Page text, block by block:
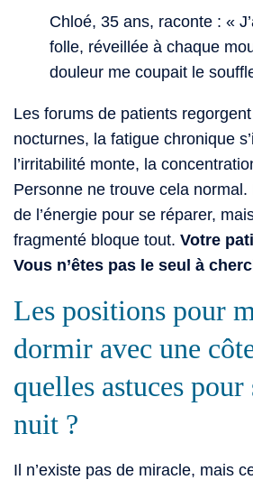
Chloé, 35 ans, raconte : «
folle, réveillée à chaque
douleur me coupait le
Les forums de patients
nocturnes, la fatigue chronique
l’irritabilité monte, la
Personne ne trouve cela
de l’énergie pour se réparer,
fragmenté bloque tout. Votre
Vous n’êtes pas le seul à
Les positions pour
dormir avec une
quelles astuces
nuit ?
Il n’existe pas de miracle, mais